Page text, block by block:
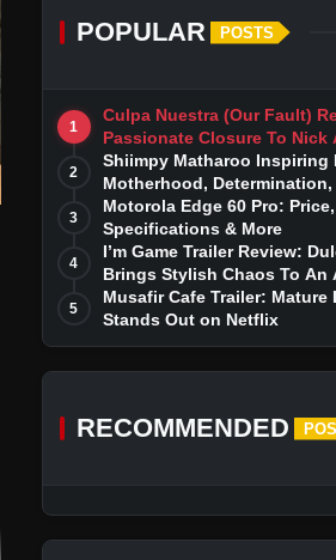
POPULAR POSTS
1
Culpa Nuestra (Our Fault)
Passionate Closure To Nick
Tumultuous Love Story
2
Shiimpy Matharoo Inspiring
Motherhood, Determination,
Entrepreneurial Dreams
3
Motorola Edge 60 Pro:
Specifications & More
4
I’m Game Trailer Review:
Brings Stylish Chaos To An
Thriller
5
Musafir Cafe Trailer: Mature
Stands Out on Netflix
RECOMMENDED